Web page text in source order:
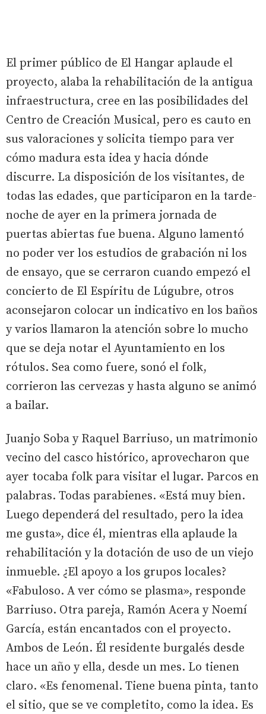
El primer público de El Hangar aplaude el
proyecto, alaba la rehabilitación de la antigua
infraestructura, cree en las posibilidades del
Centro de Creación Musical, pero es cauto en
sus valoraciones y solicita tiempo para ver
cómo madura esta idea y hacia dónde
discurre. La disposición de los visitantes, de
todas las edades, que participaron en la tarde-
noche de ayer en la primera jornada de
puertas abiertas fue buena. Alguno lamentó
no poder ver los estudios de grabación ni los
de ensayo, que se cerraron cuando empezó el
concierto de El Espíritu de Lúgubre, otros
aconsejaron colocar un indicativo en los baños
y varios llamaron la atención sobre lo mucho
que se deja notar el Ayuntamiento en los
rótulos. Sea como fuere, sonó el folk,
corrieron las cervezas y hasta alguno se animó
a bailar.
Juanjo Soba y Raquel Barriuso, un matrimonio
vecino del casco histórico, aprovecharon que
ayer tocaba folk para visitar el lugar. Parcos en
palabras. Todas parabienes. «Está muy bien.
Luego dependerá del resultado, pero la idea
me gusta», dice él, mientras ella aplaude la
rehabilitación y la dotación de uso de un viejo
inmueble. ¿El apoyo a los grupos locales?
«Fabuloso. A ver cómo se plasma», responde
Barriuso. Otra pareja, Ramón Acera y Noemí
García, están encantados con el proyecto.
Ambos de León. Él residente burgalés desde
hace un año y ella, desde un mes. Lo tienen
claro. «Es fenomenal. Tiene buena pinta, tanto
el sitio, que se ve completito, como la idea. Es